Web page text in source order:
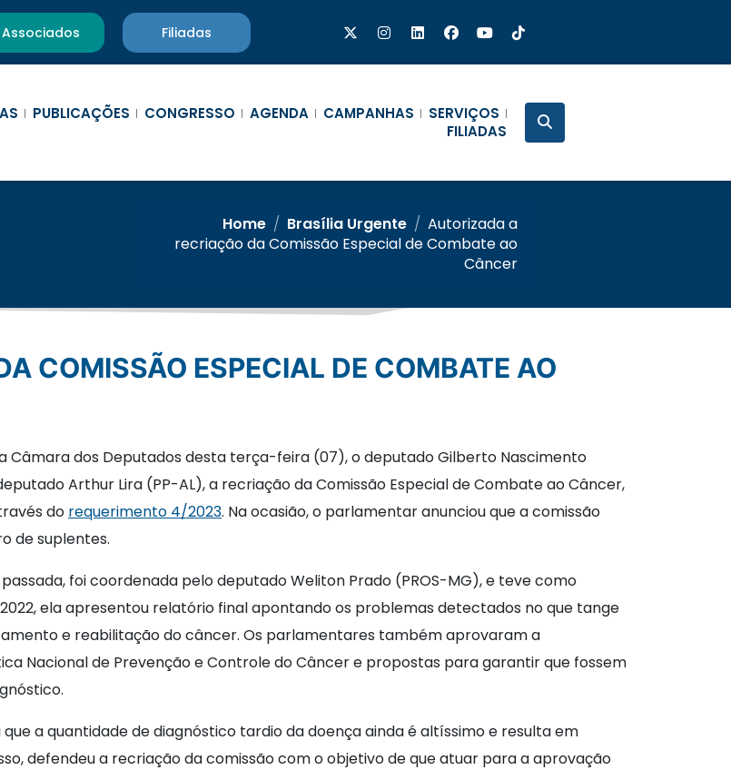
Associados Filiadas
PUBLICAÇÕES CONGRESSO AGENDA CAMPANHAS
SERVIÇOS
FILIADAS
Home / Brasília Urgente / Autorizada a
recriação da Comissão Especial de Combate ao
Câncer
Câmara dos Deputados desta terça-feira (07), o deputado Gilberto Nascimento
Arthur Lira (PP-AL), a recriação da Comissão Especial de Combate ao Câncer,
do requerimento 4/2023. Na ocasião, o parlamentar anunciou que a comissão
de suplentes.
foi coordenada pelo deputado Weliton Prado (PROS-MG), e teve como
ela apresentou relatório final apontando os problemas detectados no que tange
e reabilitação do câncer. Os parlamentares também aprovaram a
Nacional de Prevenção e Controle do Câncer e propostas para garantir que fossem
a quantidade de diagnóstico tardio da doença ainda é altíssimo e resulta em
defendeu a recriação da comissão com o objetivo de que atuar para a aprovação